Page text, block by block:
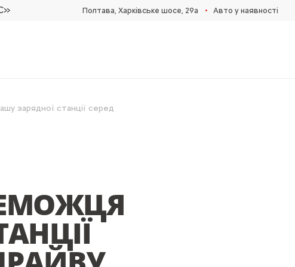
Полтава, Харківське шосе, 29а • Авто у наявності
зарядної станції серед